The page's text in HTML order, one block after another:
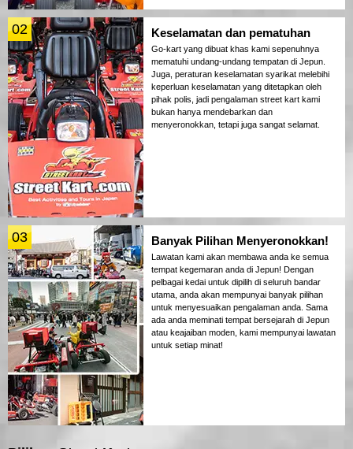
02 Keselamatan dan pematuhan
Go-kart yang dibuat khas kami sepenuhnya
mematuhi undang-undang tempatan di Jepun.
Juga, peraturan keselamatan syarikat melebihi
keperluan keselamatan yang ditetapkan oleh
pihak polis, jadi pengalaman street kart kami
bukan hanya mendebarkan dan
menyeronokkan, tetapi juga sangat selamat.
03 Banyak Pilihan Menyeronokkan!
Lawatan kami akan membawa anda ke semua
tempat kegemaran anda di Jepun! Dengan
pelbagai kedai untuk dipilih di seluruh bandar
utama, anda akan mempunyai banyak pilihan
untuk menyesuaikan pengalaman anda. Sama
ada anda meminati tempat bersejarah di Jepun
atau keajaiban moden, kami mempunyai lawatan
untuk setiap minat!